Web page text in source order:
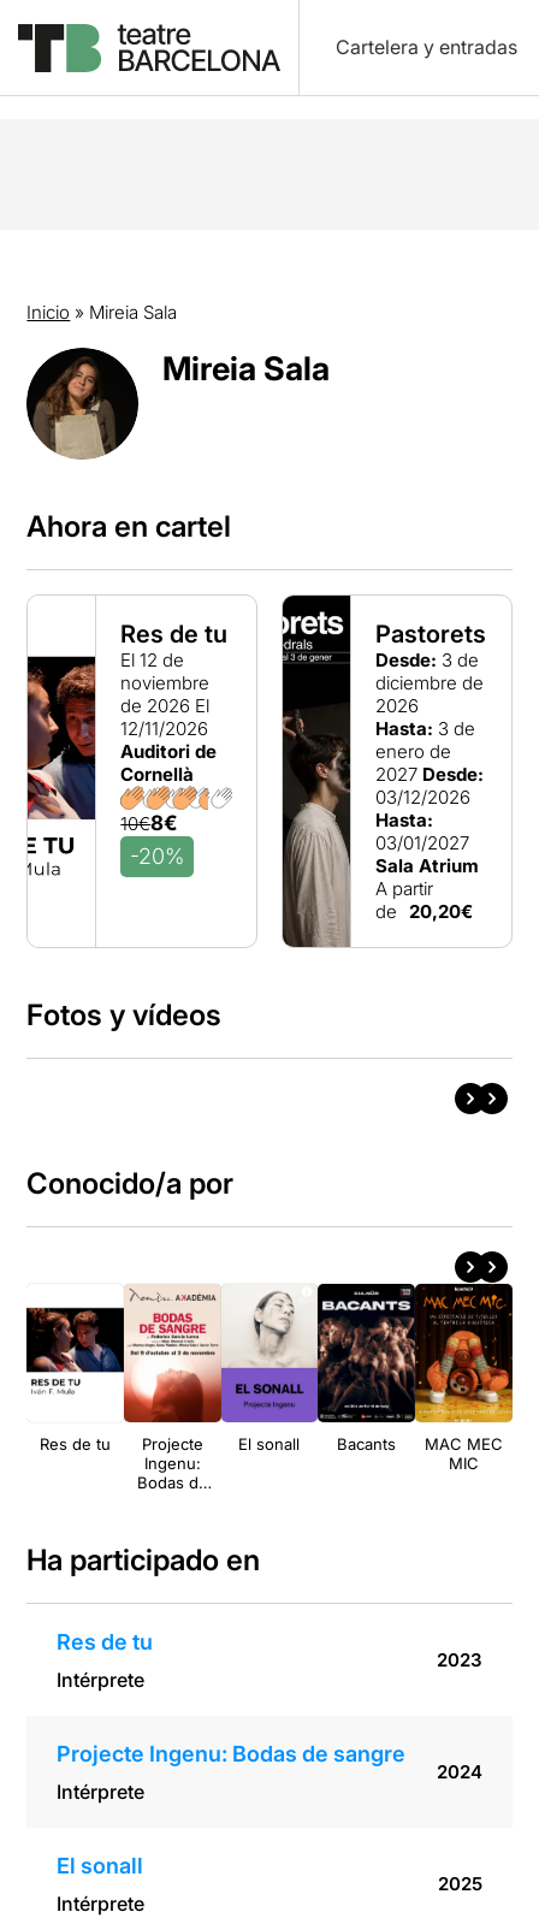
Cartelera y entradas
Inicio » Mireia Sala
Mireia Sala
Ahora en cartel
Res de tu
El 12 de
noviembre
de 2026 El
12/11/2026
Auditori de
Cornellà
10€8€
-20%
Pastorets
Desde: 3 de
diciembre de
2026
Hasta: 3 de
enero de
2027 Desde:
03/12/2026
Hasta:
03/01/2027
Sala Atrium
A partir
de
20,20€
Fotos y vídeos
Conocido/a por
Res de tu
Projecte
Ingenu:
Bodas de
El sonall Bacants
MAC MEC
MIC
Ha participado en
Res de tu
Intérprete
2023
Projecte Ingenu: Bodas de sangre
Intérprete
2024
El sonall
Intérprete
2025